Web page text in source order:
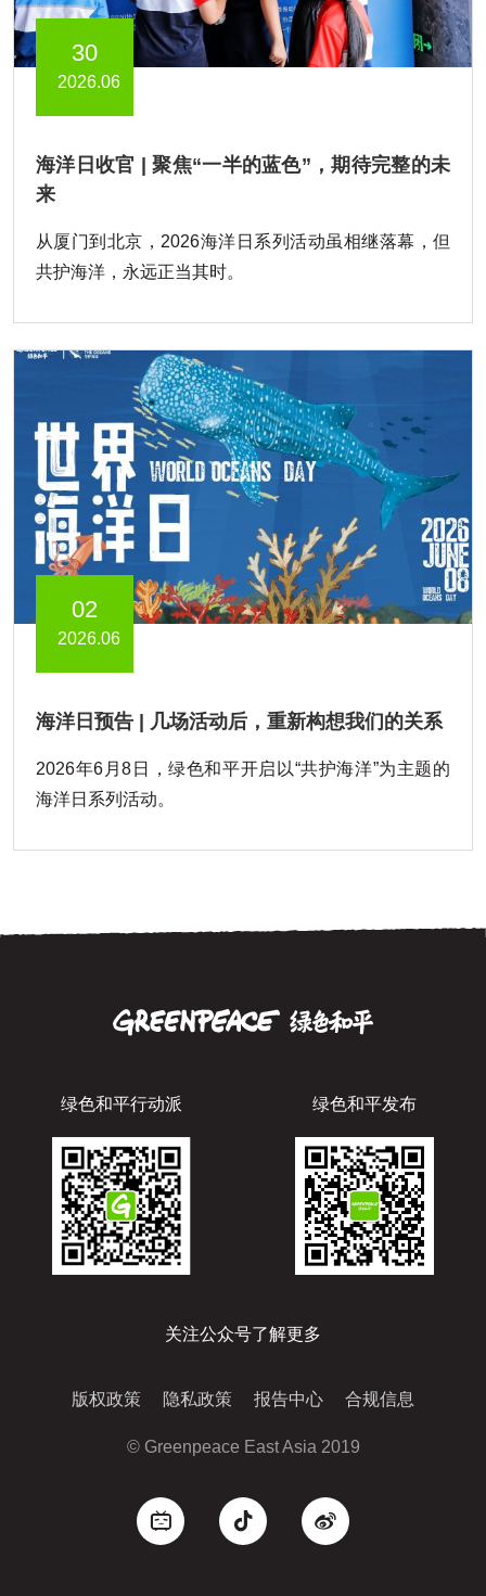
30
2026.06
海洋日收官 | 聚焦“一半的蓝色”，期待完整的未
来
从厦门到北京，2026海洋日系列活动虽相继落幕，但
共护海洋，永远正当其时。
02
2026.06
海洋日预告 | 几场活动后，重新构想我们的关系
2026年6月8日，绿色和平开启以“共护海洋”为主题的
海洋日系列活动。
绿色和平行动派 绿色和平发布
关注公众号了解更多
版权政策 隐私政策 报告中心 合规信息
© Greenpeace East Asia 2019